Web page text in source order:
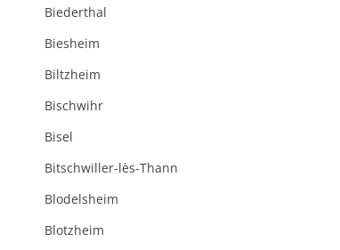
Biederthal
Biesheim
Biltzheim
Bischwihr
Bisel
Bitschwiller-lès-Thann
Blodelsheim
Blotzheim